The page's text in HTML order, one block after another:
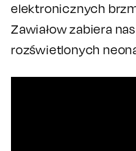
elektronicznych
Zawiałow zabiera
rozświetlonych